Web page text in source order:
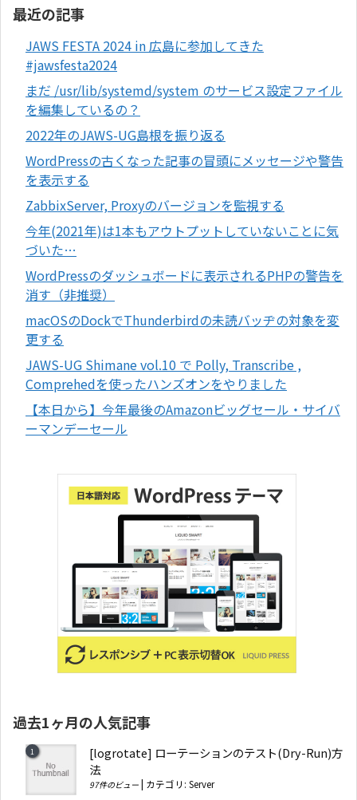
最近の記事
JAWS FESTA 2024 in 広島に参加してきた
#jawsfesta2024
まだ /usr/lib/systemd/system のサービス設定ファイル
を編集しているの？
2022年のJAWS-UG島根を振り返る
WordPressの古くなった記事の冒頭にメッセージや警告
を表示する
ZabbixServer, Proxyのバージョンを監視する
今年(2021年)は1本もアウトプットしていないことに気
づいた…
WordPressのダッシュボードに表示されるPHPの警告を
消す（非推奨）
macOSのDockでThunderbirdの未読バッヂの対象を変
更する
JAWS-UG Shimane vol.10 で Polly, Transcribe ,
Comprehedを使ったハンズオンをやりました
【本日から】今年最後のAmazonビッグセール・サイバ
ーマンデーセール
過去1ヶ月の人気記事
[logrotate] ローテーションのテスト(Dry-Run)方
法
97件のビュー カテゴリ: Server